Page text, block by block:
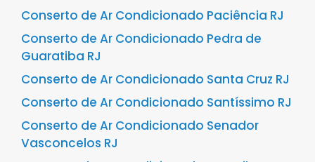
Conserto de Ar Condicionado Paciência RJ
Conserto de Ar Condicionado Pedra de
Guaratiba RJ
Conserto de Ar Condicionado Santa Cruz RJ
Conserto de Ar Condicionado Santíssimo RJ
Conserto de Ar Condicionado Senador
Vasconcelos RJ